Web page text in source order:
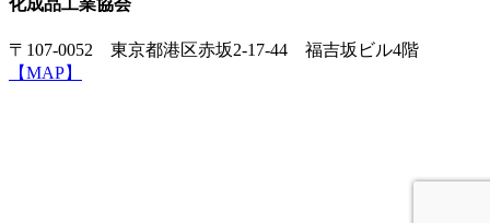
化成品工業協会
〒107-0052 東京都港区赤坂2-17-44 福吉坂ビル4階
【MAP】